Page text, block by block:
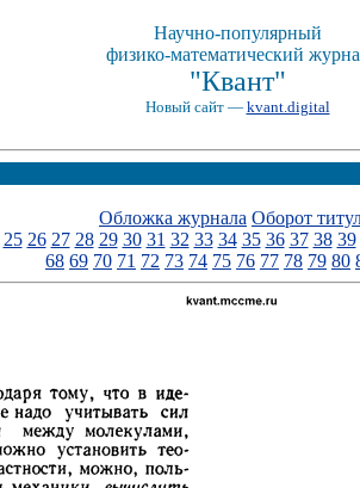
Научно-популярный
физико-математический
"Квант"
Новый сайт — kvant.digital
Обложка журнала Оборот
25 26 27 28 29 30 31 32 33 34 35 36 37 38 39
68 69 70 71 72 73 74 75 76 77 78 79 80